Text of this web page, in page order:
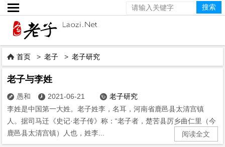

 首页 >老子 >老子研究
老子与李姓
 愚和  2021-06-21  老子研究
李姓是中国第一大姓。老子姓李，名耳，河南省鹿邑县太清宫镇
人。据司马迁《史记·老子传》称：“老子者，楚苦县厉乡曲仁里（今
鹿邑县太清宫镇）人也，姓李...
阅读全文